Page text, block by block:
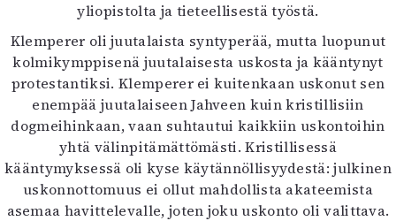
yliopistolta ja tieteellisestä työstä.
Klemperer oli juutalaista syntyperää, mutta luopunut
kolmikymppisenä juutalaisesta uskosta ja kääntynyt
protestantiksi. Klemperer ei kuitenkaan uskonut sen
enempää juutalaiseen Jahveen kuin kristillisiin
dogmeihinkaan, vaan suhtautui kaikkiin uskontoihin
yhtä välinpitämättömästi. Kristillisessä
kääntymyksessä oli kyse käytännöllisyydestä: julkinen
uskonnottomuus ei ollut mahdollista akateemista
asemaa havittelevalle, joten joku uskonto oli valittava.